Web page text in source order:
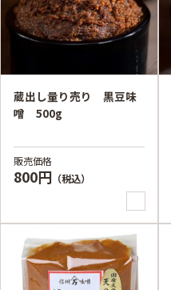
蔵出し量り売り 黒豆味
噌 500g
販売価格
800円 （税込）